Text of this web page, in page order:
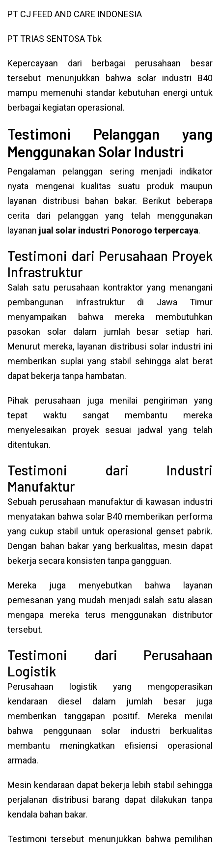
PT CJ FEED AND CARE INDONESIA
PT TRIAS SENTOSA Tbk
Kepercayaan dari berbagai perusahaan besar
tersebut menunjukkan bahwa solar industri B40
mampu memenuhi standar kebutuhan energi untuk
berbagai kegiatan operasional.
Testimoni Pelanggan yang
Menggunakan Solar Industri
Pengalaman pelanggan sering menjadi indikator
nyata mengenai kualitas suatu produk maupun
layanan distribusi bahan bakar. Berikut beberapa
cerita dari pelanggan yang telah menggunakan
layanan jual solar industri Ponorogo terpercaya.
Testimoni dari Perusahaan Proyek
Infrastruktur
Salah satu perusahaan kontraktor yang menangani
pembangunan infrastruktur di Jawa Timur
menyampaikan bahwa mereka membutuhkan
pasokan solar dalam jumlah besar setiap hari.
Menurut mereka, layanan distribusi solar industri ini
memberikan suplai yang stabil sehingga alat berat
dapat bekerja tanpa hambatan.
Pihak perusahaan juga menilai pengiriman yang
tepat waktu sangat membantu mereka
menyelesaikan proyek sesuai jadwal yang telah
ditentukan.
Testimoni dari Industri
Manufaktur
Sebuah perusahaan manufaktur di kawasan industri
menyatakan bahwa solar B40 memberikan performa
yang cukup stabil untuk operasional genset pabrik.
Dengan bahan bakar yang berkualitas, mesin dapat
bekerja secara konsisten tanpa gangguan.
Mereka juga menyebutkan bahwa layanan
pemesanan yang mudah menjadi salah satu alasan
mengapa mereka terus menggunakan distributor
tersebut.
Testimoni dari Perusahaan
Logistik
Perusahaan logistik yang mengoperasikan
kendaraan diesel dalam jumlah besar juga
memberikan tanggapan positif. Mereka menilai
bahwa penggunaan solar industri berkualitas
membantu meningkatkan efisiensi operasional
armada.
Mesin kendaraan dapat bekerja lebih stabil sehingga
perjalanan distribusi barang dapat dilakukan tanpa
kendala bahan bakar.
Testimoni tersebut menunjukkan bahwa pemilihan